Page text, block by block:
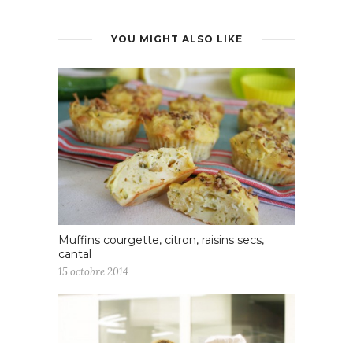
YOU MIGHT ALSO LIKE
Muffins courgette, citron, raisins secs,
cantal
15 octobre 2014